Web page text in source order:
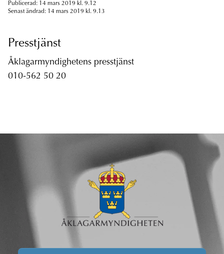
Publicerad: 14 mars 2019 kl. 9.12
Senast ändrad: 14 mars 2019 kl. 9.13
Presstjänst
Åklagarmyndighetens presstjänst
010-562 50 20